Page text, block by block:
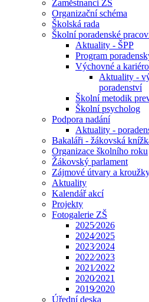
Zaměstnanci ZŠ
Organizační schéma
Školská rada
Školní poradenské
Aktuality - ŠPP
Program
Výchovné a
Aktuality -
poradenství
Školní metodik
Školní psycholog
Podpora nadání
Aktuality -
Bakaláři - žákovská
Organizace školního roku
Žákovský parlament
Zájmové útvary a
Aktuality
Kalendář akcí
Projekty
Fotogalerie ZŠ
2025⁄2026
2024⁄2025
2023⁄2024
2022⁄2023
2021⁄2022
2020⁄2021
2019⁄2020
Úřední deska